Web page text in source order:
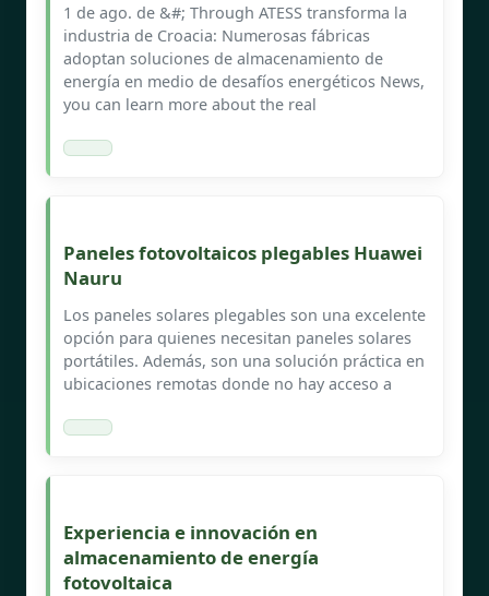
1 de ago. de &#; Through ATESS transforma la
industria de Croacia: Numerosas fábricas
adoptan soluciones de almacenamiento de
energía en medio de desafíos energéticos News,
you can learn more about the real
Paneles fotovoltaicos plegables Huawei
Nauru
Los paneles solares plegables son una excelente
opción para quienes necesitan paneles solares
portátiles. Además, son una solución práctica en
ubicaciones remotas donde no hay acceso a
Experiencia e innovación en
almacenamiento de energía
fotovoltaica